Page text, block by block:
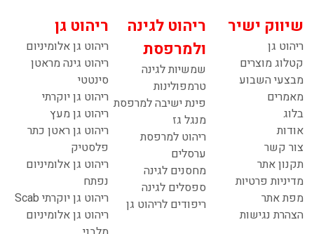
שיווק ישיר
ריהוט גן
קטלוג מוצרים
מבצעי השבוע
מאמרים
בלוג
אודות
צור קשר
תקנון אתר
מדיניות פרטיות
מפת אתר
הצהרת נגישות
ריהוט לגינה
ולמרפסת
שמשיות לגינה
טרמפולינות
פינת ישיבה למרפסת
מנגל גז
ריהוט למרפסת
ערסלים
מחסנים לגינה
ספסלים לגינה
ריפודים לריהוט גן
ריהוט גן
ריהוט גן אלומיניום
ריהוט גינה מראטן
סינטטי
ריהוט גן יוקרתי
ריהוט גן מעץ
ריהוט גן ראטן כתר
פלסטיק
ריהוט גן אלומיניום
נפתח
ריהוט גן יוקרתי Scab
ריהוט גן אלומיניום